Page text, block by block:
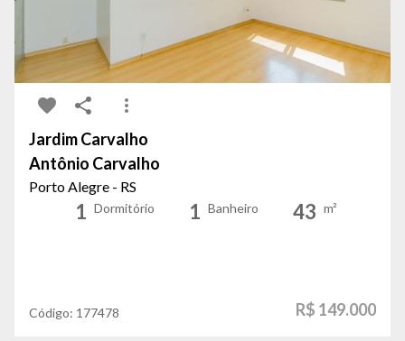
Jardim Carvalho
Antônio Carvalho
Porto Alegre - RS
1 Dormitório 1 Banheiro 43 m²
Código: 177478 R$ 149.000